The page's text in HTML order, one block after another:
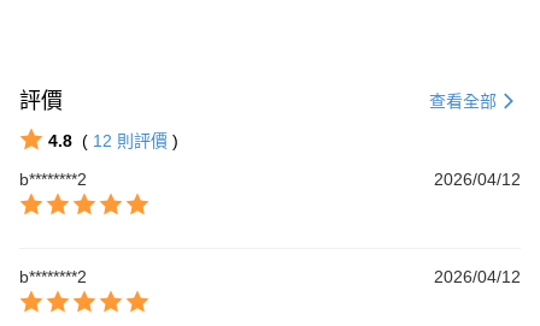
評價 查看全部
4.8 ( 12 則評價 )
b********2
2026/04/12
b********2 2026/04/12